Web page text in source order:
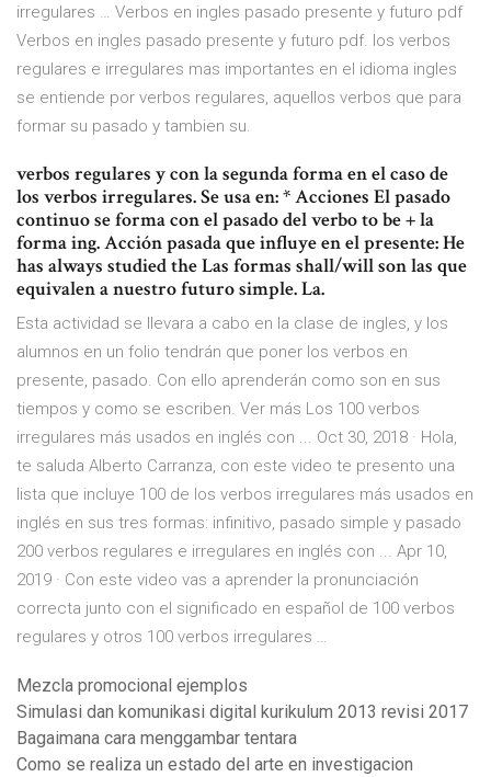
irregulares … Verbos en ingles pasado presente y futuro pdf
Verbos en ingles pasado presente y futuro pdf. los verbos
regulares e irregulares mas importantes en el idioma ingles
se entiende por verbos regulares, aquellos verbos que para
formar su pasado y tambien su.
verbos regulares y con la segunda forma en el caso de
los verbos irregulares. Se usa en: * Acciones El pasado
continuo se forma con el pasado del verbo to be + la
forma ing. Acción pasada que influye en el presente: He
has always studied the Las formas shall/will son las que
equivalen a nuestro futuro simple. La.
Esta actividad se llevara a cabo en la clase de ingles, y los
alumnos en un folio tendrán que poner los verbos en
presente, pasado. Con ello aprenderán como son en sus
tiempos y como se escriben. Ver más Los 100 verbos
irregulares más usados en inglés con ... Oct 30, 2018 · Hola,
te saluda Alberto Carranza, con este video te presento una
lista que incluye 100 de los verbos irregulares más usados en
inglés en sus tres formas: infinitivo, pasado simple y pasado
200 verbos regulares e irregulares en inglés con ... Apr 10,
2019 · Con este video vas a aprender la pronunciación
correcta junto con el significado en español de 100 verbos
regulares y otros 100 verbos irregulares …
Mezcla promocional ejemplos
Simulasi dan komunikasi digital kurikulum 2013 revisi 2017
Bagaimana cara menggambar tentara
Como se realiza un estado del arte en investigacion